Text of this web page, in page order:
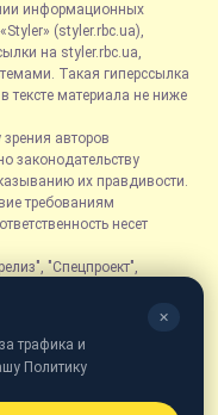
информационных
(styler.rbc.ua),
на styler.rbc.ua,
Такая гиперссылка
тексте материала не ниже
авторов
законодательству
их правдивости.
требованиям
несет
"Спецпроект",
форматом,
связанные с
информации,
Редакция не несет
✕
трафика и
Политику